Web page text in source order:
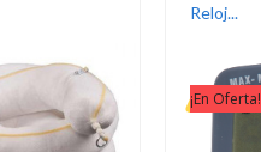
Reloj...
¡En Oferta!